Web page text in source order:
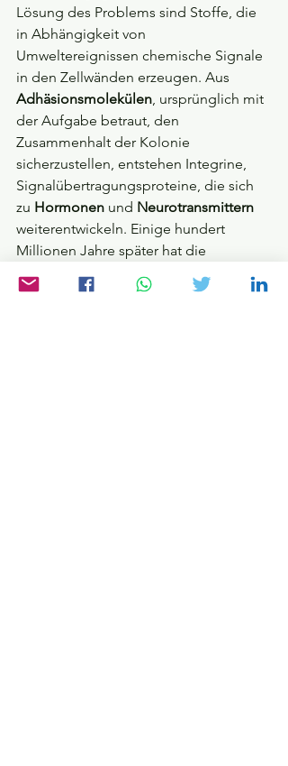
Lösung des Problems sind Stoffe, die
in Abhängigkeit von
Umweltereignissen chemische Signale
in den Zellwänden erzeugen. Aus
Adhäsionsmolekülen, ursprünglich mit
der Aufgabe betraut, den
Zusammenhalt der Kolonie
sicherzustellen, entstehen Integrine,
Signalübertragungsproteine, die sich
zu Hormonen und Neurotransmittern
weiterentwickeln. Einige hundert
Millionen Jahre später hat die
Komplexität der Zellverbände soweit
zugenommen, dass diese einfache